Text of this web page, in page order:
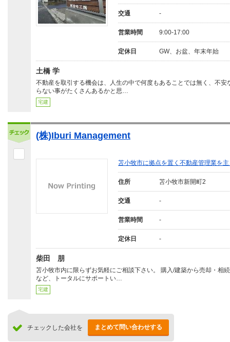
交通 -
営業時間 9:00-17:00
定休日 GW、お盆、年末年始
土橋 学
不動産を取引する機会は、人生の中で何度もあることでは無く、不安
らない事がたくさんあるかと思…
宅建
(株)Iburi Management
苫小牧市に拠点を置く不動産管理業を
住所 苫小牧市新開町2
交通 -
営業時間 -
定休日 -
柴田 朋
苫小牧市内に限らずお気軽にご相談下さい。 購入/建築から売却・相
など、トータルにサポートい…
宅建
チェックした会社を まとめて問い合わせする